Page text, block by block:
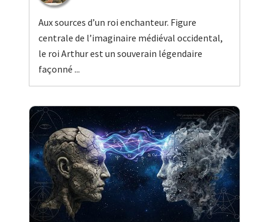
Aux sources d’un roi enchanteur. Figure
centrale de l’imaginaire médiéval occidental,
le roi Arthur est un souverain légendaire
façonné ...